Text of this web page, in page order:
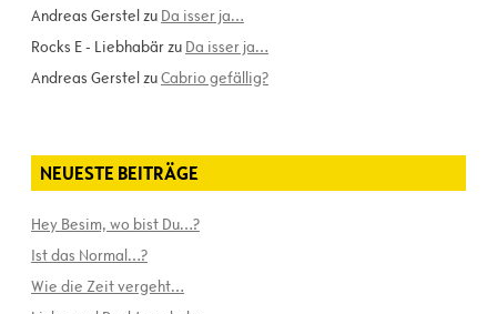
Andreas Gerstelzu Da isser ja…
Rocks E - Liebhabärzu Da isser ja…
Andreas GerstelzuCabrio gefällig?
NEUESTE BEITRÄGE
Hey Besim, wo bist Du…?
Ist das Normal…?
Wie die Zeit vergeht…